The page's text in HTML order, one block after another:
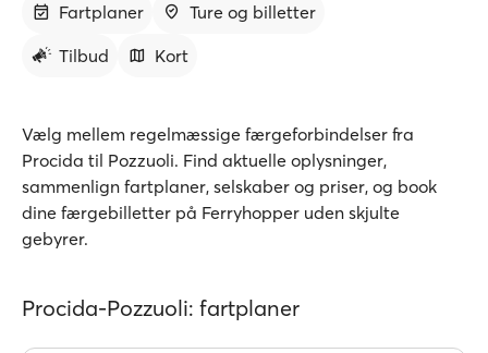
Fartplaner
Ture og billetter
Tilbud
Kort
Vælg mellem regelmæssige færgeforbindelser fra
Procida til Pozzuoli. Find aktuelle oplysninger,
sammenlign fartplaner, selskaber og priser, og book
dine færgebilletter på Ferryhopper uden skjulte
gebyrer.
Procida-Pozzuoli: fartplaner